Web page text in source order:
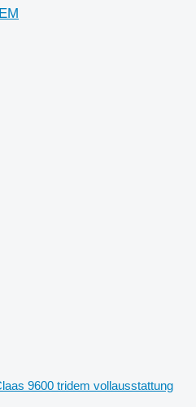
9600 tridem vollausstattung